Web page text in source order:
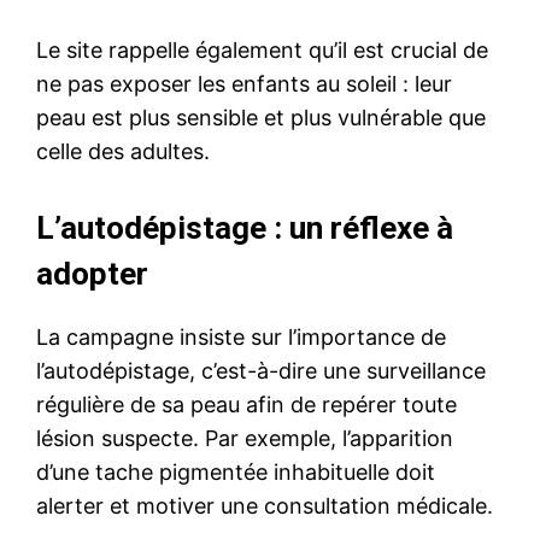
Le site rappelle également qu’il est crucial de
ne pas exposer les enfants au soleil : leur
peau est plus sensible et plus vulnérable que
celle des adultes.
L’autodépistage : un réflexe à
adopter
La campagne insiste sur l’importance de
l’autodépistage, c’est-à-dire une surveillance
régulière de sa peau afin de repérer toute
lésion suspecte. Par exemple, l’apparition
d’une tache pigmentée inhabituelle doit
alerter et motiver une consultation médicale.